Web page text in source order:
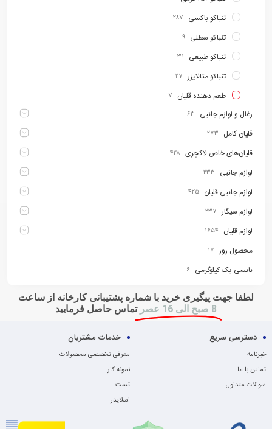
تنباکو باکسی ۲۸۷
تنباکو سطلی ۹
تنباکو طبیعی ۳۱
تنباکو متالایزر ۲۷
طعم دهنده قلیان ۷
زغال و لوازم جانبی ۶۳
قلیان کامل ۲۷۳
قلیان‌های خاص لاکچری ۴۲۸
لوازم جانبی ۲۳۳
لوازم جانبی قلیان ۴۲۵
لوازم سیگار ۲۳۷
لوازم قلیان ۱۶۵۴
محصول روز ۱۷
نانسی یک کیلوگرمی ۶
لطفا جهت پیگیری خرید با شماره پشتیبانی کارخانه از ساعت
8 صبح الی 16 عصر
تماس حاصل فرمایید
دسترسی سریع
خبرنامه
تماس با ما
سوالات متداول
خدمات مشتریان
معرفی تخصصی محصولات
نمونه کار
تست
اسلایدر